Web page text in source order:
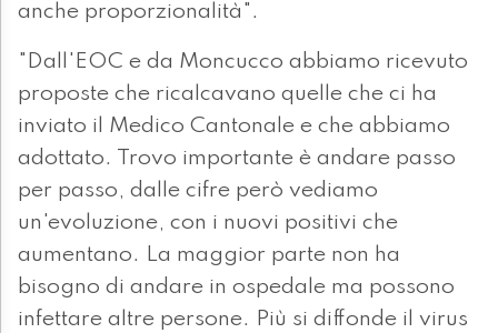
anche proporzionalità".
"Dall'EOC e da Moncucco abbiamo ricevuto
proposte che ricalcavano quelle che ci ha
inviato il Medico Cantonale e che abbiamo
adottato. Trovo importante è andare passo
per passo, dalle cifre però vediamo
un'evoluzione, con i nuovi positivi che
aumentano. La maggior parte non ha
bisogno di andare in ospedale ma possono
infettare altre persone. Più si diffonde il virus